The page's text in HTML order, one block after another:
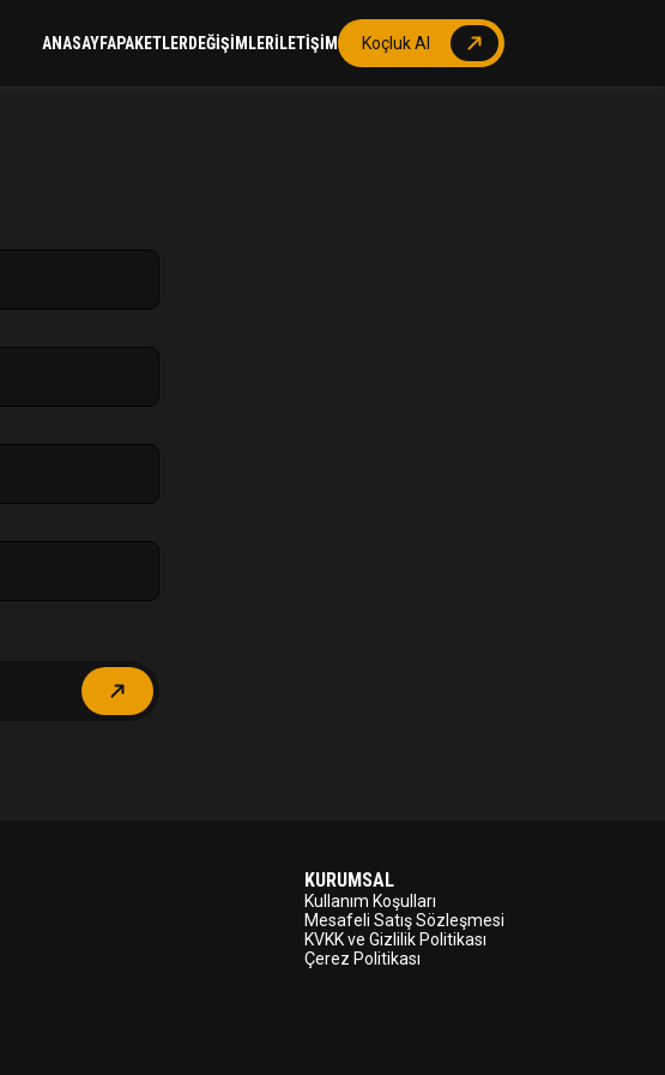
ANASAYFAPAKETLER DEĞİŞİMLERİLETİŞİM Koçluk Al
KURUMSAL
Kullanım Koşulları
Mesafeli Satış Sözleşmesi
KVKK ve Gizlilik Politikası
Çerez Politikası